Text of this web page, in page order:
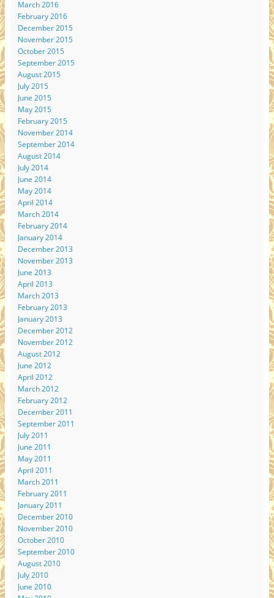
March 2016
February 2016
December 2015
November 2015
October 2015
September 2015
August 2015
July 2015
June 2015
May 2015
February 2015
November 2014
September 2014
August 2014
July 2014
June 2014
May 2014
April 2014
March 2014
February 2014
January 2014
December 2013
November 2013
June 2013
April 2013
March 2013
February 2013
January 2013
December 2012
November 2012
August 2012
June 2012
April 2012
March 2012
February 2012
December 2011
September 2011
July 2011
June 2011
May 2011
April 2011
March 2011
February 2011
January 2011
December 2010
November 2010
October 2010
September 2010
August 2010
July 2010
June 2010